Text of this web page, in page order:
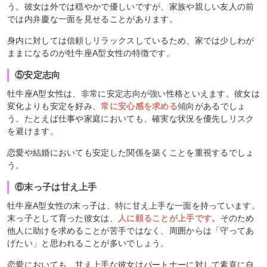
う。彼女は外では穏やかで優しいですが、家族や親しい友人の前
では内弁慶な一面を見せることがあります。
身内に対しては信頼しリラックスしているため、家では少しわが
ままになるのが牡牛座A型女性の特徴です。
⑤安定志向
牡牛座A型女性は、非常に安定志向が強い性格といえます。彼女は
変化よりも安定を好み、常に安心感を求める傾向があるでしょ
う。たとえば仕事や家庭においても、確実な状況を優先しリスク
を避けます。
恋愛や結婚においても安定した関係を築くことを重視するでしょ
う。
⑥末っ子は甘え上手
牡牛座A型女性の末っ子は、特に甘え上手な一面を持っています。
末っ子として育った彼女は、
人に頼ることが上手です。 そのため
他人に助けを求めることが苦手ではなく、周囲からは「守ってあ
げたい」と思われることが多いでしょう。
恋愛においても、甘え上手な彼女はパートナーに対して素直に自